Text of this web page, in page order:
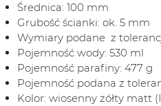
Średnica: 100 mm
Grubość ścianki: ok. 5 mm
Wymiary podane z
Pojemność wody: 530 ml
Pojemność parafiny: 477 g
Pojemność podana z
Kolor: wiosenny żółty matt